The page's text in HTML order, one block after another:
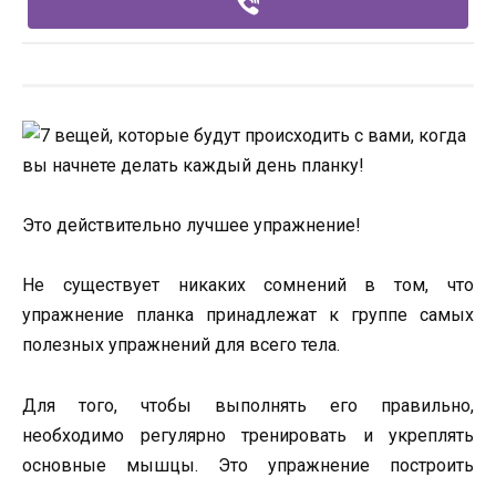
Это действительно лучшее упражнение!
Не существует никаких сомнений в том, что
упражнение планка принадлежат к группе самых
полезных упражнений для всего тела.
Для того, чтобы выполнять его правильно,
необходимо регулярно тренировать и укреплять
основные мышцы. Это упражнение построить